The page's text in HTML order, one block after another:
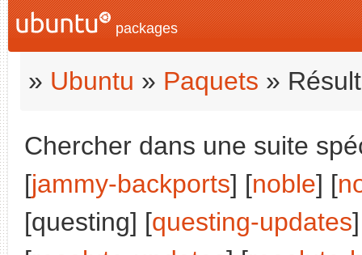
packages
» Ubuntu » Paquets »
Chercher dans une suite
[jammy-backports] [noble] [
[questing] [questing-updates